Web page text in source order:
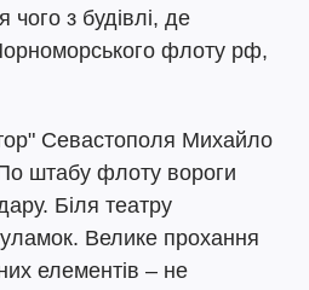
чого з будівлі, де
флоту рф,
Севастополя Михайло
штабу флоту вороги
Біля театру
Велике прохання
елементів – не